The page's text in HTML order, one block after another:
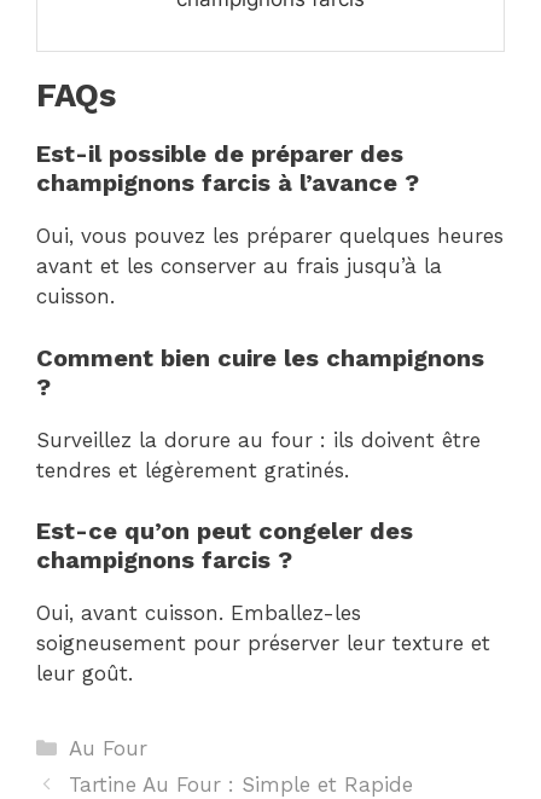
FAQs
Est-il possible de préparer des
champignons farcis à l’avance ?
Oui, vous pouvez les préparer quelques heures
avant et les conserver au frais jusqu’à la
cuisson.
Comment bien cuire les champignons
?
Surveillez la dorure au four : ils doivent être
tendres et légèrement gratinés.
Est-ce qu’on peut congeler des
champignons farcis ?
Oui, avant cuisson. Emballez-les
soigneusement pour préserver leur texture et
leur goût.
Catégories
Au Four
Tartine Au Four : Simple et Rapide